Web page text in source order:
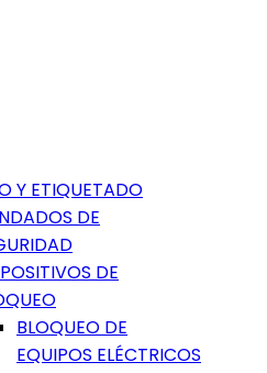
Y ETIQUETADO
DE
DE
BLOQUEO DE
EQUIPOS ELÉCTRICOS